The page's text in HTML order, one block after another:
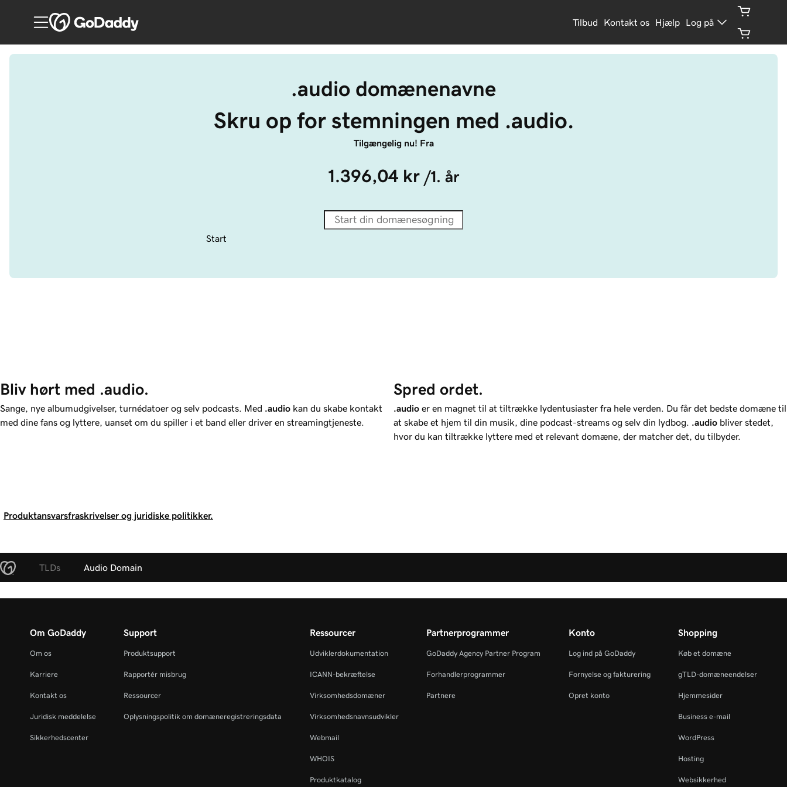
Tilbud Kontakt os Hjælp Log på
.audio domænenavne
Skru op for stemningen med .audio.
Tilgængelig nu! Fra
1.396,04 kr /1. år
Start
Bliv hørt med .audio.
Sange, nye albumudgivelser, turnédatoer og selv podcasts. Med .audio kan du skabe kontakt
med dine fans og lyttere, uanset om du spiller i et band eller driver en streamingtjeneste.
Spred ordet.
.audio er en magnet til at tiltrække lydentusiaster fra hele verden. Du får det bedste domæne til
at skabe et hjem til din musik, dine podcast-streams og selv din lydbog.
.audio bliver stedet,
hvor du kan tiltrække lyttere med et relevant domæne, der matcher det, du tilbyder.
Produktansvarsfraskrivelser og juridiske politikker.
TLDs Audio Domain
Om GoDaddy
Om os
Karriere
Kontakt os
Juridisk meddelelse
Sikkerhedscenter
Support
Produktsupport
Rapportér misbrug
Ressourcer
Oplysningspolitik om domæneregistreringsdata
Ressourcer
Udviklerdokumentation
ICANN-bekræftelse
Virksomhedsdomæner
Virksomhedsnavnsudvikler
Webmail
WHOIS
Produktkatalog
Partnerprogrammer
GoDaddy Agency Partner Program
Forhandlerprogrammer
Partnere
Konto
Log ind på GoDaddy
Fornyelse og fakturering
Opret konto
Shopping
Køb et domæne
gTLD-domæneendelser
Hjemmesider
Business e-mail
WordPress
Hosting
Websikkerhed